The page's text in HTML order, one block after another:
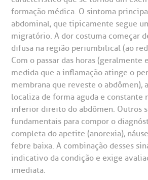
Saiba mais
Endereço:
R. Martiniano de Carvalho, 965
CEP: 01323-001 | Bela Vista
São Paulo - SP
Clínica Medicina da Mulher
a BP
Conosco
de Benchmarking
de Bioética
Cirurgia
frequentes
de Sangue
formação médica. O sintoma
abdominal, que tipicamente segue
migratório. A dor costuma começar
difusa na região periumbilical (ao
Com o passar das horas (geralmente
medida que a inflamação atinge o
membrana que reveste o abdômen),
localiza de forma aguda e constante
inferior direito do abdômen. Outros
fundamentais para compor o
completa do apetite (anorexia),
febre baixa. A combinação desses
indicativo da condição e exige
imediata.